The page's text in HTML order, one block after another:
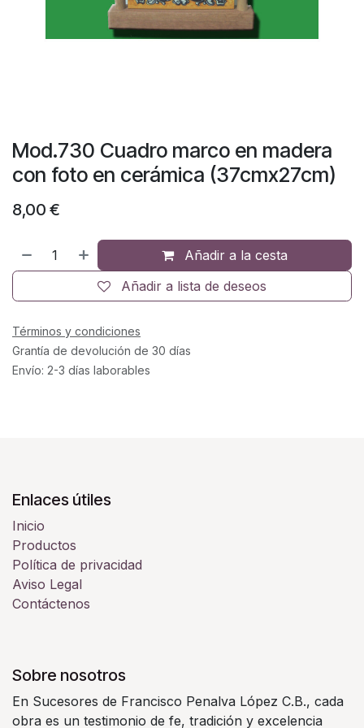
Mod.730 Cuadro marco en madera
con foto en cerámica (37cmx27cm)
8,00 €
Añadir a la cesta
Añadir a lista de deseos
Términos y condiciones
Grantía de devolución de 30 días
Envío: 2-3 días laborables
Enlaces útiles
Inicio
Productos
Política de privacidad
Aviso Legal
Contáctenos
Sobre nosotros
En Sucesores de Francisco Penalva López C.B., cada
obra es un testimonio de fe, tradición y excelencia